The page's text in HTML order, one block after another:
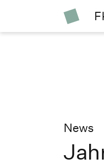
News